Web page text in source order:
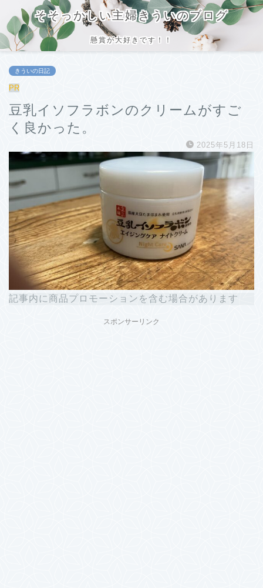
そそっかしい主婦きういのブログ
懸賞が大好きです！！
きういの日記
PR
豆乳イソフラボンのクリームがすご
く良かった。
2025年5月18日
記事内に商品プロモーションを含む場合があります
スポンサーリンク